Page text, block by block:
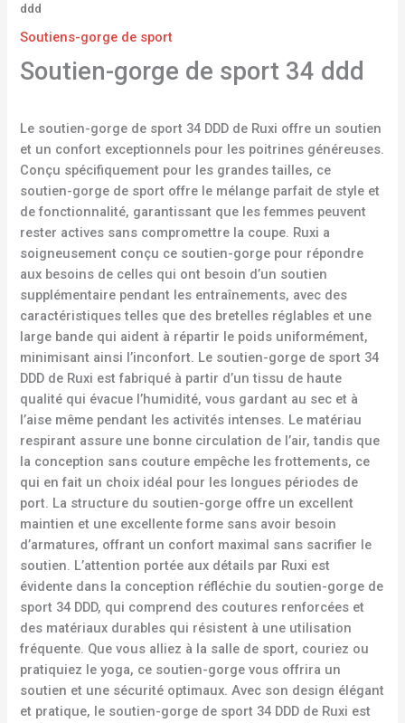
ddd
Soutiens-gorge de sport
Soutien-gorge de sport 34 ddd
Le soutien-gorge de sport 34 DDD de Ruxi offre un soutien
et un confort exceptionnels pour les poitrines généreuses.
Conçu spécifiquement pour les grandes tailles, ce
soutien-gorge de sport offre le mélange parfait de style et
de fonctionnalité, garantissant que les femmes peuvent
rester actives sans compromettre la coupe. Ruxi a
soigneusement conçu ce soutien-gorge pour répondre
aux besoins de celles qui ont besoin d’un soutien
supplémentaire pendant les entraînements, avec des
caractéristiques telles que des bretelles réglables et une
large bande qui aident à répartir le poids uniformément,
minimisant ainsi l’inconfort. Le soutien-gorge de sport 34
DDD de Ruxi est fabriqué à partir d’un tissu de haute
qualité qui évacue l’humidité, vous gardant au sec et à
l’aise même pendant les activités intenses. Le matériau
respirant assure une bonne circulation de l’air, tandis que
la conception sans couture empêche les frottements, ce
qui en fait un choix idéal pour les longues périodes de
port. La structure du soutien-gorge offre un excellent
maintien et une excellente forme sans avoir besoin
d’armatures, offrant un confort maximal sans sacrifier le
soutien. L’attention portée aux détails par Ruxi est
évidente dans la conception réfléchie du soutien-gorge de
sport 34 DDD, qui comprend des coutures renforcées et
des matériaux durables qui résistent à une utilisation
fréquente. Que vous alliez à la salle de sport, couriez ou
pratiquiez le yoga, ce soutien-gorge vous offrira un
soutien et une sécurité optimaux. Avec son design élégant
et pratique, le soutien-gorge de sport 34 DDD de Ruxi est